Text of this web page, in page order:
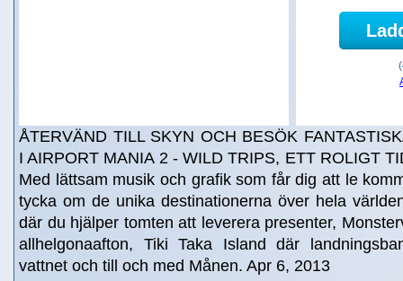
ÅTERVÄND TILL SKYN OCH BESÖK
I AIRPORT MANIA 2 - WILD TRIPS, ETT ROLIGT
Med lättsam musik och grafik som får dig att le
tycka om de unika destinationerna över hela
där du hjälper tomten att leverera presenter,
allhelgonaafton, Tiki Taka Island där
vattnet och till och med Månen. Apr 6, 2013